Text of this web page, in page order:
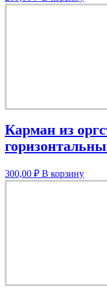
Карман из
300,00 ₽ В корзину